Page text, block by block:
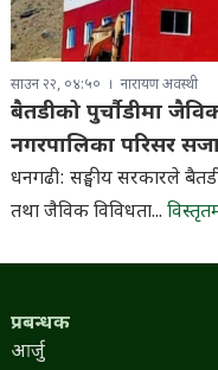
साउन २२, ०४:५० नारायण अवस्थी
बैतडीको पुर्चौडीमा
नगरपालिका परिसर
धनगढी: सङ्घीय सरकारले
तथा जैविक विविधता...
प्रबन्धक
आर्जु